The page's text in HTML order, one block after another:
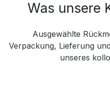
Was unsere
Ausgewählte
Verpackung, Lieferung
unseres